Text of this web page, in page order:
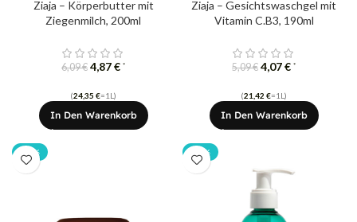
Ziaja – Körperbutter mit
Ziegenmilch, 200ml
6,09€ 4,87€ *
(24,35 €=1L)
In Den Warenkorb
Ziaja – Gesichtswaschgel mit
Vitamin C.B3, 190ml
5,09€ 4,07€ *
(21,42 €=1L)
In Den Warenkorb
-20% -20%